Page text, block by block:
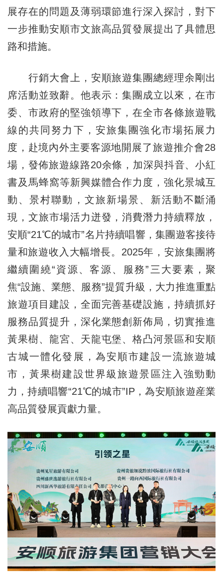
展存在的問題及薄弱環節進行深入探討，對下
一步推動安順市文旅高品質發展提出了具體思
路和措施。
行銷大會上，安順旅遊集團總經理余剛出
席活動並致辭。他表示：集團成立以來，在市
委、市政府的堅強領導下，在全市各條旅遊戰
線的共同努力下，安旅集團強化市場拓展力
度，赴境內外主要客源地開展了旅遊推介會28
場，發佈旅遊線路20余條，加深與抖音、小紅
書及馬蜂窩等新興媒體合作力度，強化景城互
動、景村聯動，文旅新場景、新活動不斷涌
現，文旅市場活力迸發，消費潛力持續釋放，
安順“21℃的城市”名片持續唱響，集團遊客接待
量和旅遊收入大幅增長。2025年，安旅集團將
繼續圍繞“資源、客源、服務”三大要素，聚
焦“設施、業態、服務”提質升級，大力推進重點
旅遊項目建設，全面完善基礎設施，持續抓好
服務品質提升，深化業態創新佈局，切實推進
黃果樹、龍宮、天龍屯堡、格凸河景區和安順
古城一體化發展，為安順市建設一流旅遊城
市，黃果樹建設世界級旅遊景區注入強勁動
力，持續唱響“21℃的城市”IP，為安順旅遊産業
高品質發展貢獻力量。